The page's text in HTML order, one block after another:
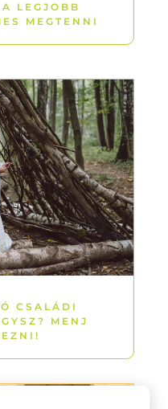
LEGJOBB
MEGTENNI
CSALÁDI
MENJ